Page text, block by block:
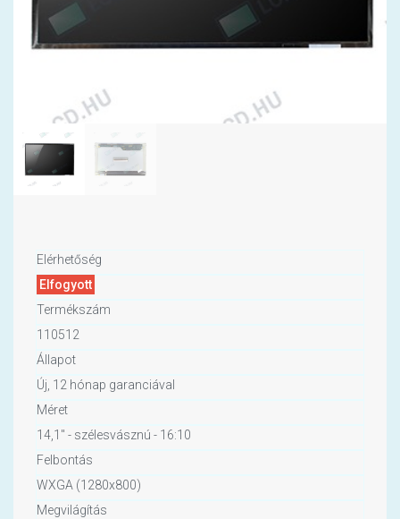
Elérhetőség
Elfogyott
Termékszám
110512
Állapot
Új, 12 hónap garanciával
Méret
14,1" - szélesvásznú - 16:10
Felbontás
WXGA (1280x800)
Megvilágítás